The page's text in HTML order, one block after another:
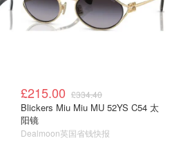
£215.00 £334.40
Blickers Miu Miu MU 52YS C54 太
阳镜
Dealmoon英国省钱快报